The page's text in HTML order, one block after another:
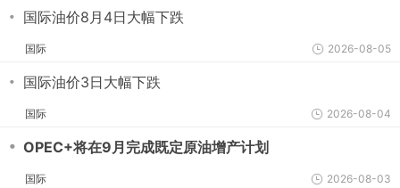
・ 国际油价8月4日大幅下跌
国际 2026-08-05
・ 国际油价3日大幅下跌
国际 2026-08-04
・ OPEC+将在9月完成既定原油增产计划
国际 2026-08-03